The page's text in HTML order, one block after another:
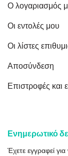
Ο λογαριασμός
Οι εντολές μου
Οι λίστες
Αποσύνδεση
Επιστροφές και
Ενημερωτικό
Έχετε εγγραφεί